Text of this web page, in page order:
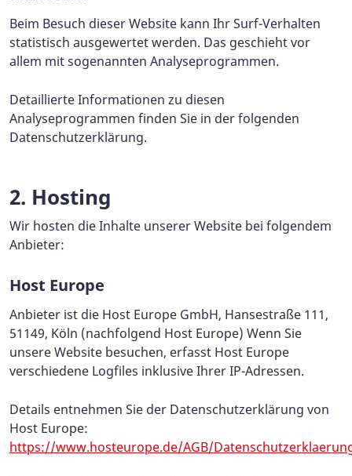
Beim Besuch dieser Website kann Ihr Surf-Verhalten
statistisch ausgewertet werden. Das geschieht vor
allem mit sogenannten Analyseprogrammen.
Detaillierte Informationen zu diesen
Analyseprogrammen finden Sie in der folgenden
Datenschutzerklärung.
2. Hosting
Wir hosten die Inhalte unserer Website bei folgendem
Anbieter:
Host Europe
Anbieter ist die Host Europe GmbH, Hansestraße 111,
51149, Köln (nachfolgend Host Europe) Wenn Sie
unsere Website besuchen, erfasst Host Europe
verschiedene Logfiles inklusive Ihrer IP-Adressen.
Details entnehmen Sie der Datenschutzerklärung von
Host Europe:
https://www.hosteurope.de/AGB/